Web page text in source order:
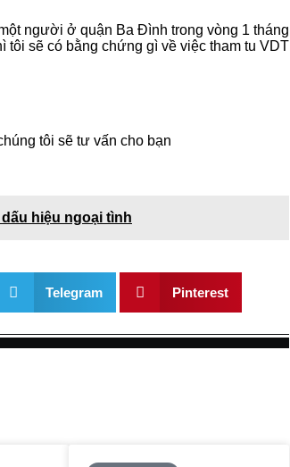
người ở quận Ba Đình trong vòng 1 tháng
sẽ có bằng chứng gì về việc tham tu VDT
tôi sẽ tư vấn cho bạn
hiệu ngoại tình
Telegram Pinterest